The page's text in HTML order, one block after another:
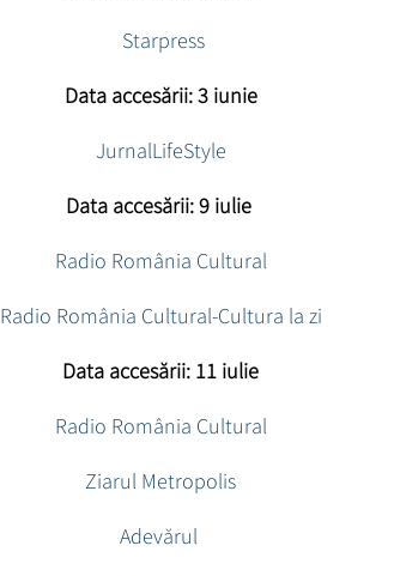
Starpress
Data accesării: 3 iunie
JurnalLifeStyle
Data accesării: 9 iulie
Radio România Cultural
Radio România Cultural-Cultura la zi
Data accesării: 11 iulie
Radio România Cultural
Ziarul Metropolis
Adevărul